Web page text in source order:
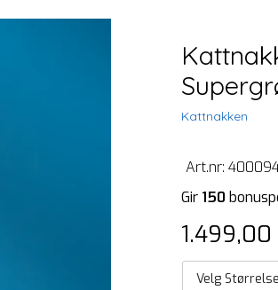
Kattnakken
Art.nr:
Gir 150
1.499,00
Velg Størrelse